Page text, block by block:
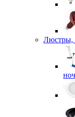
Люстры,